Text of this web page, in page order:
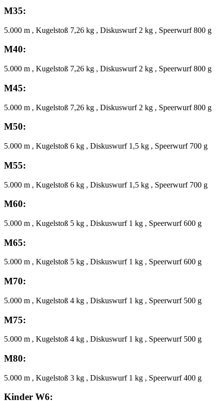
M35:
5.000 m , Kugelstoß 7,26 kg , Diskuswurf 2 kg , Speerwurf 800 g
M40:
5.000 m , Kugelstoß 7,26 kg , Diskuswurf 2 kg , Speerwurf 800 g
M45:
5.000 m , Kugelstoß 7,26 kg , Diskuswurf 2 kg , Speerwurf 800 g
M50:
5.000 m , Kugelstoß 6 kg , Diskuswurf 1,5 kg , Speerwurf 700 g
M55:
5.000 m , Kugelstoß 6 kg , Diskuswurf 1,5 kg , Speerwurf 700 g
M60:
5.000 m , Kugelstoß 5 kg , Diskuswurf 1 kg , Speerwurf 600 g
M65:
5.000 m , Kugelstoß 5 kg , Diskuswurf 1 kg , Speerwurf 600 g
M70:
5.000 m , Kugelstoß 4 kg , Diskuswurf 1 kg , Speerwurf 500 g
M75:
5.000 m , Kugelstoß 4 kg , Diskuswurf 1 kg , Speerwurf 500 g
M80:
5.000 m , Kugelstoß 3 kg , Diskuswurf 1 kg , Speerwurf 400 g
Kinder W6: